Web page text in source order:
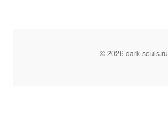
© 2026 dark-souls.ru